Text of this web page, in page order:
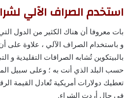
استخدم الصراف الآلي
بات معروفا أن هناك الكثير من الدول
و باستخدام الصراف الآلي ، علاوة على
بالبيتكوين تُشابه الصرافات التقليدية
حسب البلد الذي أنت به ؛ وعلى سبيل
تعطيك دولارات أمريكية تٌعادل القيمة
في حال أردت الشراء.